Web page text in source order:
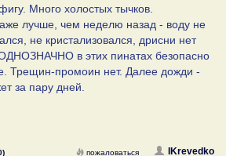
Много холостых тычков.
лучше, чем неделю назад - воду не
не кристализовался, дрисни нет
в этих пинатах безопасно
Трещин-промоин нет. Далее дожди -
за пару дней.
IKrevedko
пожаловаться